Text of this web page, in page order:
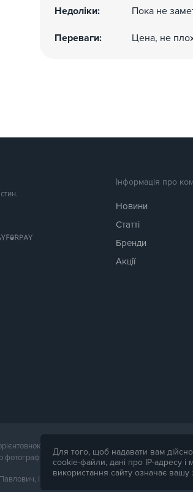
Недоліки: Пока не
Переваги: Цена, не
Інформація про
Новини
Статті
Бренди
Акції
і надається для довідки. Точна
ІПН 2770105454. Політика
Для того, щоб надавати вам
cookie-файли, дані про IP-адресу і
використання сайту означає вашу